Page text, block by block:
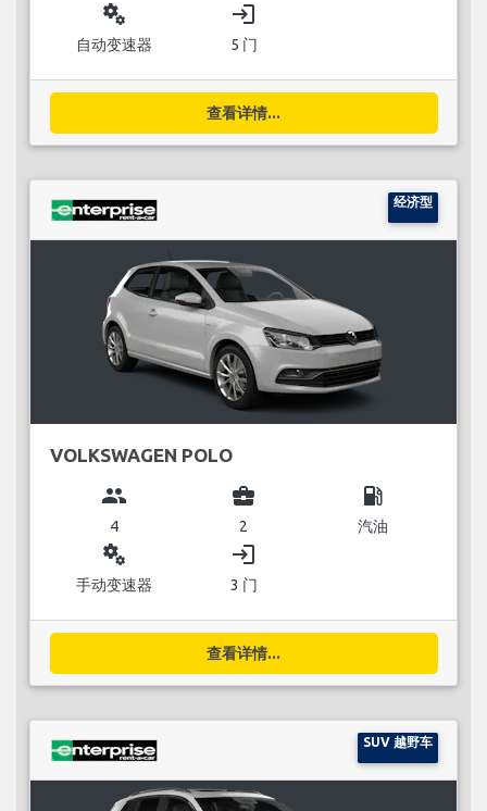
miscellaneous_services
自动变速器
login
5 门
查看详情...
经济型
VOLKSWAGEN POLO
group
4
business_center
2
local_gas_station
汽油
miscellaneous_services
手动变速器
login
3 门
查看详情...
SUV 越野车